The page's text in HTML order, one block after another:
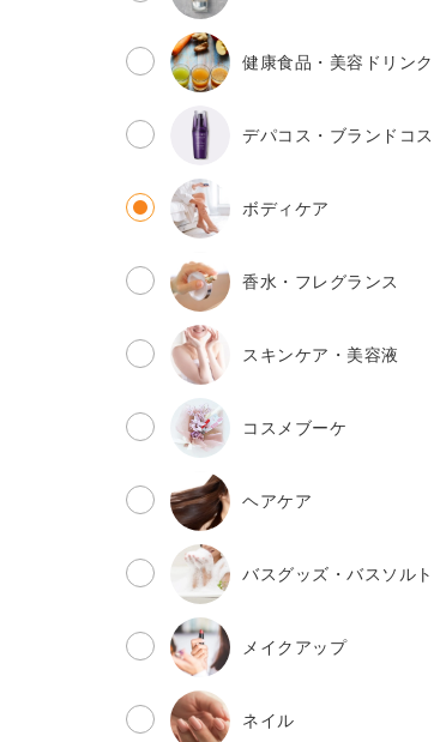
健康食品・美容ドリンク
デパコス・ブランドコ
ボディケア
香水・フレグランス
スキンケア・美容液
コスメブーケ
ヘアケア
バスグッズ・バスソルト
メイクアップ
ネイル